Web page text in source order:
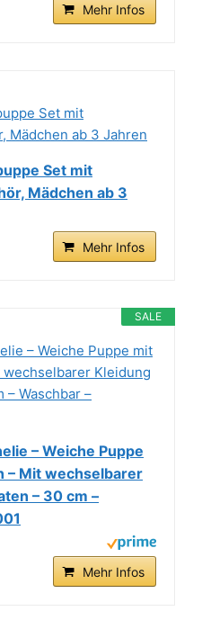
Mehr Infos
Set mit
Mädchen ab 3
Mehr Infos
SALE
– Weiche Puppe
– Mit wechselbarer
– 30 cm –
Mehr Infos